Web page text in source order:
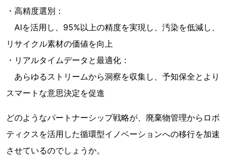
・高精度選別：
AIを活用し、95%以上の精度を実現し、汚染を低減し、
リサイクル素材の価値を向上
・リアルタイムデータと最適化：
あらゆるストリームから洞察を収集し、予知保全とより
スマートな意思決定を促進
どのようなパートナーシップ戦略が、廃棄物管理からロボ
ティクスを活用した循環型イノベーションへの移行を加速
させているのでしょうか。